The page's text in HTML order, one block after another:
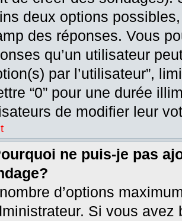
deux options
des réponses. Vous
qu’un utilisateur
par l’utilisateur”,
“0” pour une durée
de modifier leur
ne puis-je pas
d’options
Si vous